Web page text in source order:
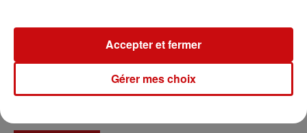
Les amis du dialecte de Kintzheim
03 88 82 38 77
Gérer mes choix
Accepter et fermer